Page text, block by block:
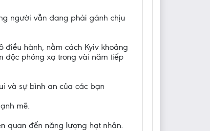
người vẫn đang phải gánh chịu
điều hành, nằm cách Kyiv khoảng
độc phóng xạ trong vài năm tiếp
và sự bình an của các bạn
mẽ.
quan đến năng lượng hạt nhân.